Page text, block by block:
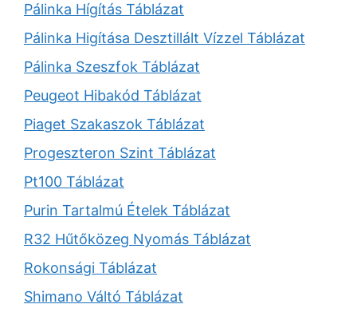
Pálinka Hígítás Táblázat
Pálinka Higítása Desztillált Vízzel Táblázat
Pálinka Szeszfok Táblázat
Peugeot Hibakód Táblázat
Piaget Szakaszok Táblázat
Progeszteron Szint Táblázat
Pt100 Táblázat
Purin Tartalmú Ételek Táblázat
R32 Hűtőközeg Nyomás Táblázat
Rokonsági Táblázat
Shimano Váltó Táblázat